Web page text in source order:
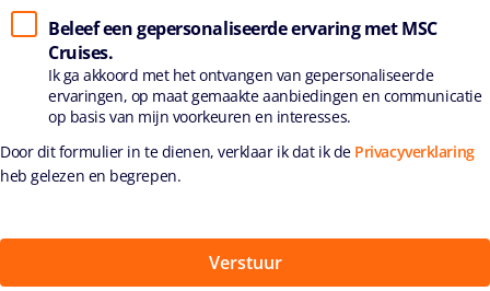
Beleef een gepersonaliseerde ervaring met MSC
Cruises.
Ik ga akkoord met het ontvangen van gepersonaliseerde
ervaringen, op maat gemaakte aanbiedingen en communicatie
op basis van mijn voorkeuren en interesses.
Door dit formulier in te dienen, verklaar ik dat ik de Privacyverklaring
heb gelezen en begrepen.